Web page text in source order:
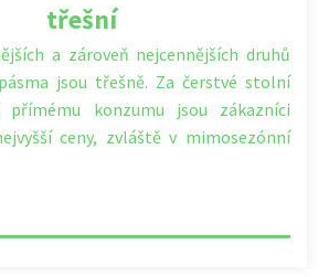
třešní
a zároveň nejcennějších druhů
jsou třešně. Za čerstvé stolní
konzumu jsou zákazníci
ceny, zvláště v mimosezónní